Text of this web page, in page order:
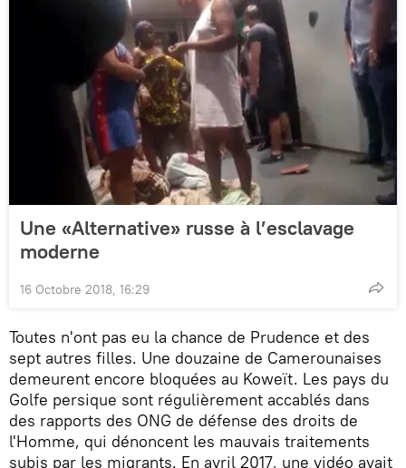
Une «Alternative» russe à l’esclavage
moderne
16 Octobre 2018, 16:29
Toutes n'ont pas eu la chance de Prudence et des
sept autres filles. Une douzaine de Camerounaises
demeurent encore bloquées au Koweït. Les pays du
Golfe persique sont régulièrement accablés dans
des rapports des ONG de défense des droits de
l'Homme, qui dénoncent les mauvais traitements
subis par les migrants. En avril 2017, une vidéo avait